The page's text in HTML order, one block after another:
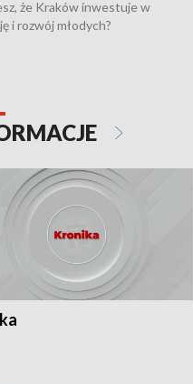
że Kraków inwestuje w
i rozwój młodych?